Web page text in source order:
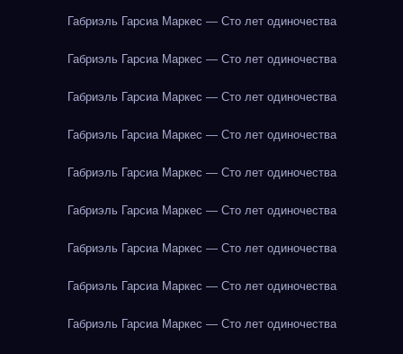
Габриэль Гарсиа Маркес — Сто лет одиночества
Габриэль Гарсиа Маркес — Сто лет одиночества
Габриэль Гарсиа Маркес — Сто лет одиночества
Габриэль Гарсиа Маркес — Сто лет одиночества
Габриэль Гарсиа Маркес — Сто лет одиночества
Габриэль Гарсиа Маркес — Сто лет одиночества
Габриэль Гарсиа Маркес — Сто лет одиночества
Габриэль Гарсиа Маркес — Сто лет одиночества
Габриэль Гарсиа Маркес — Сто лет одиночества